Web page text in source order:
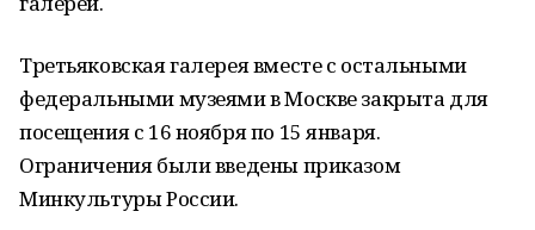
Третьяковская галерея вместе с остальными
федеральными музеями в Москве закрыта для
посещения с 16 ноября по 15 января.
Ограничения были введены приказом
Минкультуры России.